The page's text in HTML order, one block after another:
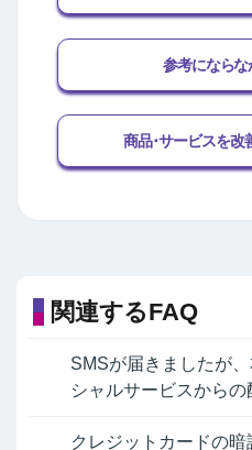
参考にならな
商品･サービスを改
関連するFAQ
SMSが届きましたが
シャルサービスからの
クレジットカードの暗